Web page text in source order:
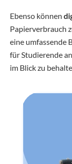
Ebenso können
Papierverbrauch
eine umfassende
für Studierende
im Blick zu